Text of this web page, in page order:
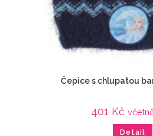
Čepice s chlupatou
401 Kč
Detail